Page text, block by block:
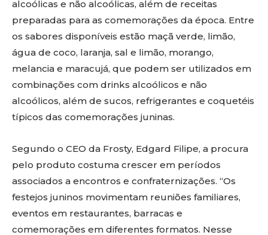
alcoólicas e não alcoólicas, além de receitas
preparadas para as comemorações da época. Entre
os sabores disponíveis estão maçã verde, limão,
água de coco, laranja, sal e limão, morango,
melancia e maracujá, que podem ser utilizados em
combinações com drinks alcoólicos e não
alcoólicos, além de sucos, refrigerantes e coquetéis
típicos das comemorações juninas.
Segundo o CEO da Frosty, Edgard Filipe, a procura
pelo produto costuma crescer em períodos
associados a encontros e confraternizações. “Os
festejos juninos movimentam reuniões familiares,
eventos em restaurantes, barracas e
comemorações em diferentes formatos. Nesse